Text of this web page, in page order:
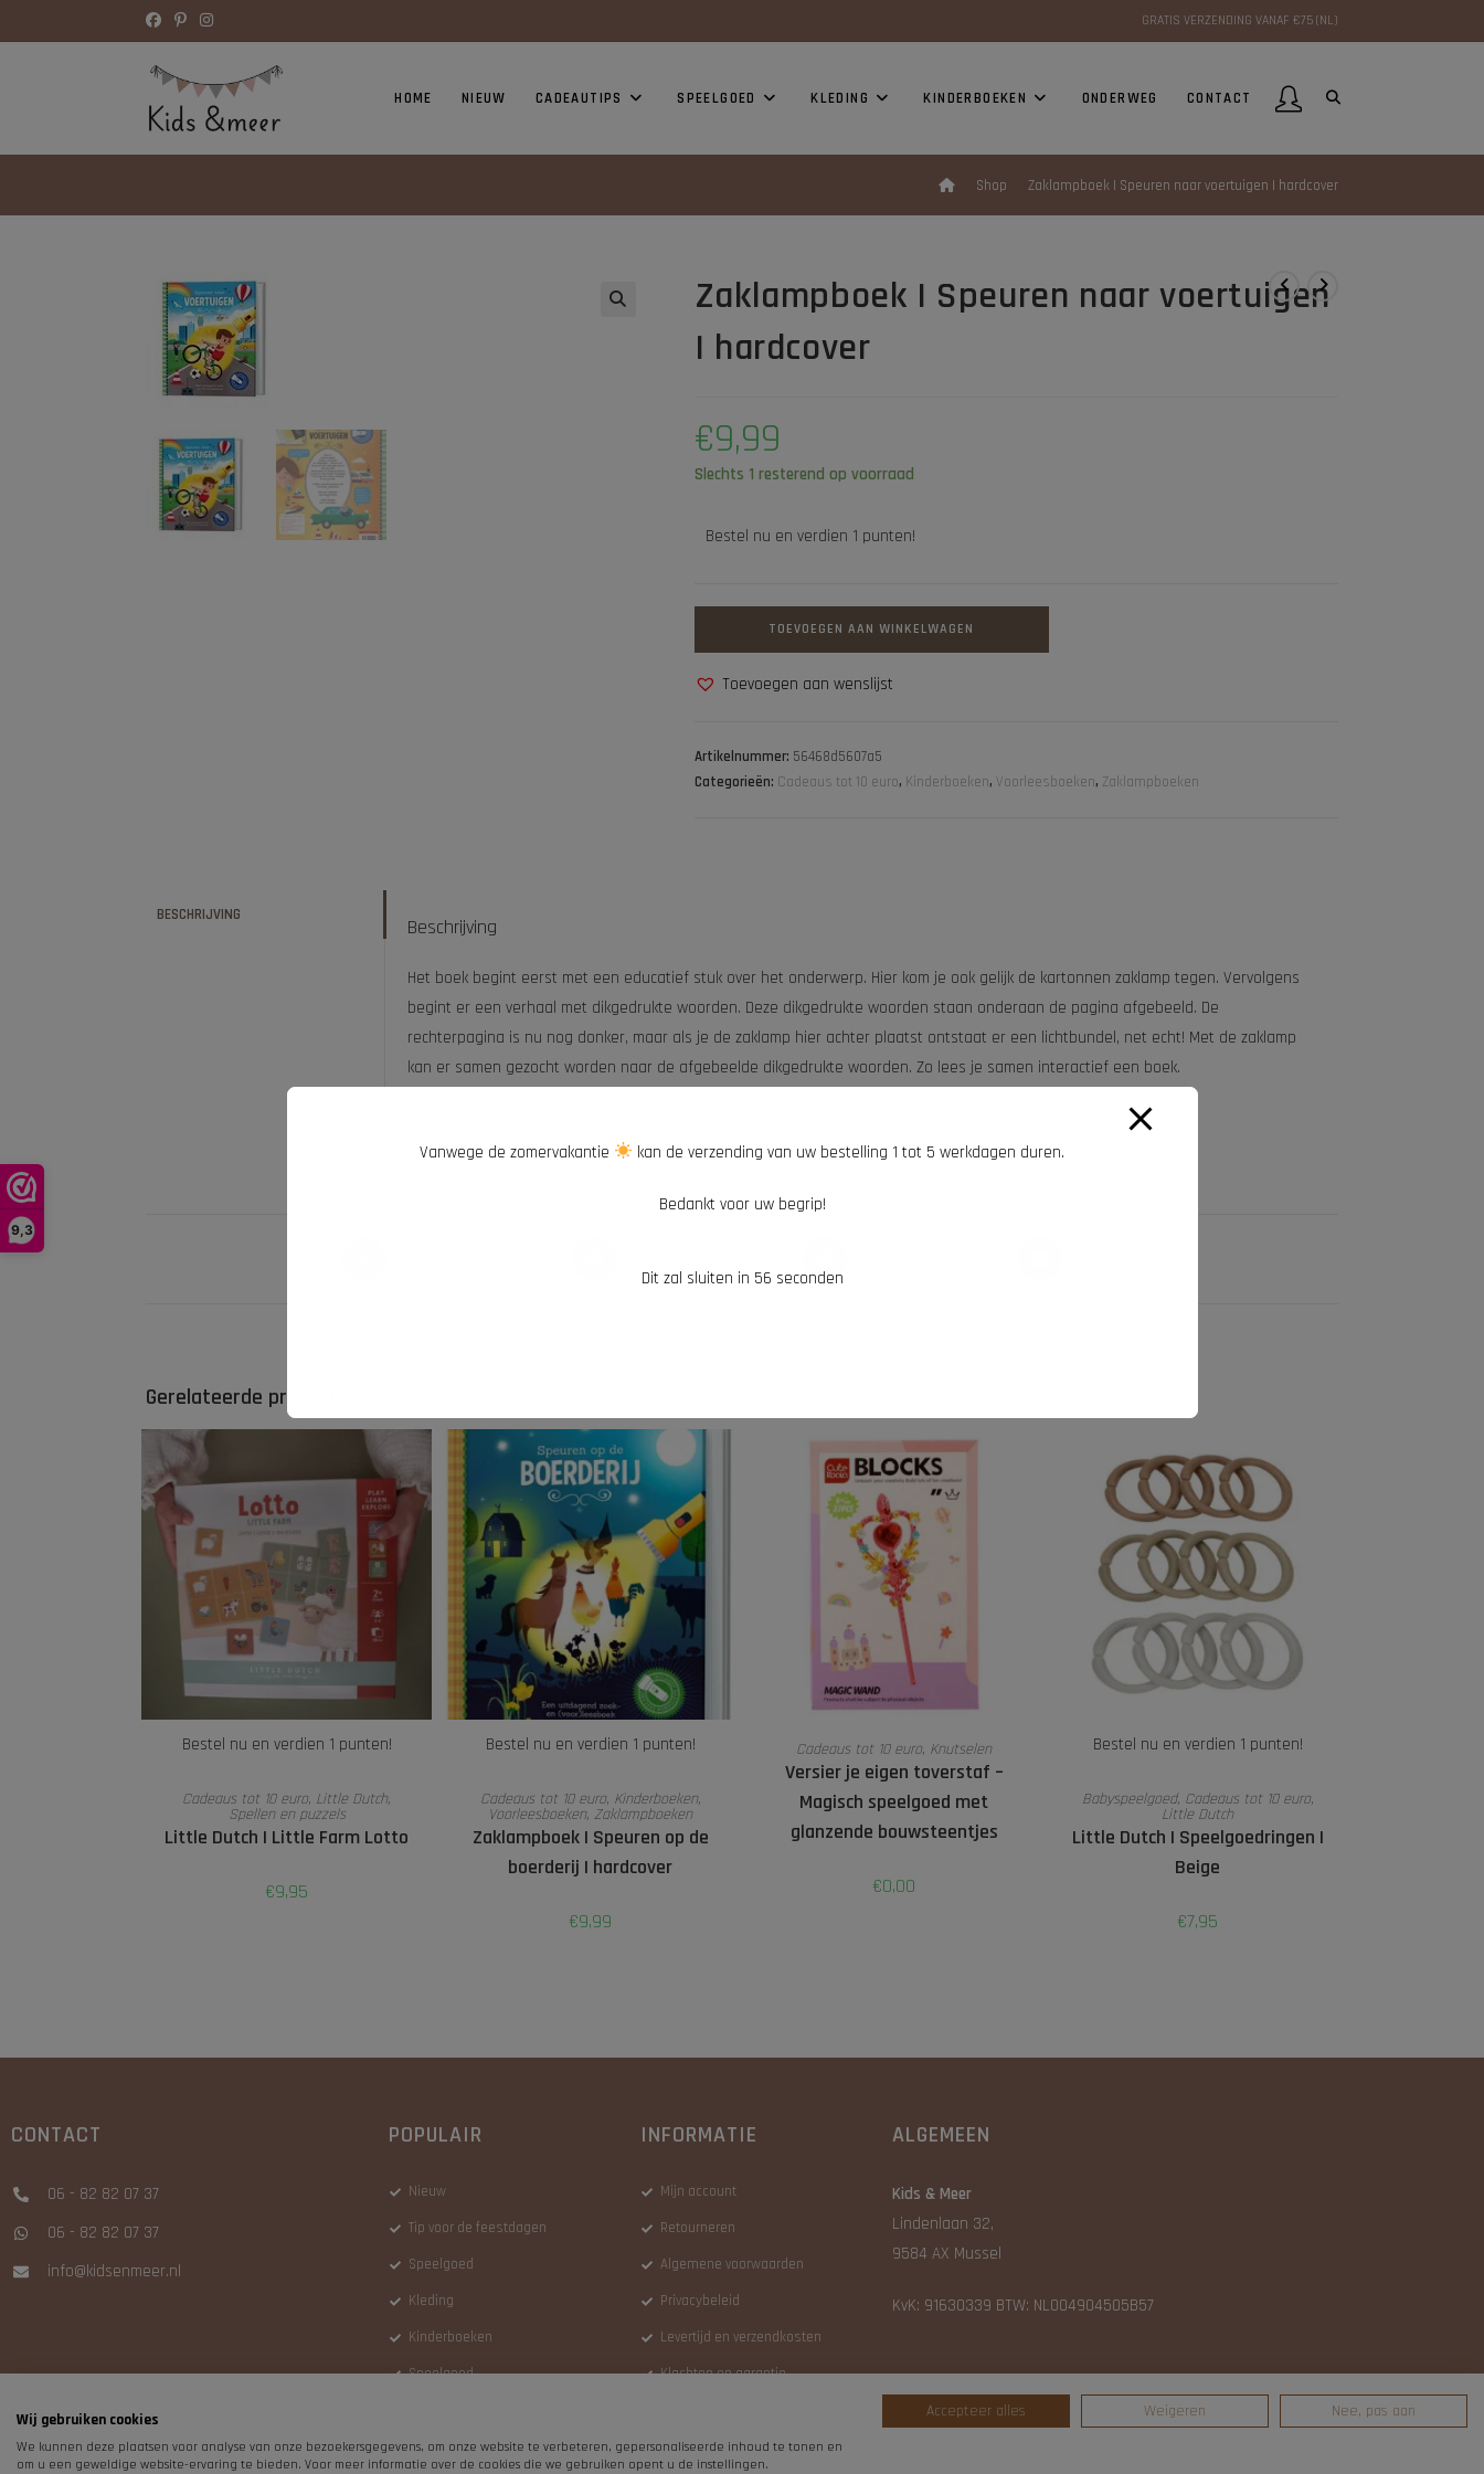
9,3
GRATIS VERZENDING VANAF €75 (NL)
HOME NIEUW CADEAUTIPS SPEELGOED KLEDING KINDERBOEKEN ONDERWEG CONTACT
Shop Zaklampboek I Speuren naar voertuigen I hardcover
Zaklampboek I Speuren naar voertuigen
I hardcover
€9,99
Slechts 1 resterend op voorraad
Bestel nu en verdien 1 punten!
TOEVOEGEN AAN WINKELWAGEN
Toevoegen aan wenslijst
Artikelnummer: 56468d5607a5
Categorieën: Cadeaus tot 10 euro, Kinderboeken, Voorleesboeken, Zaklampboeken
BESCHRIJVING Beschrijving
Het boek begint eerst met een educatief stuk over het onderwerp. Hier kom je ook gelijk de kartonnen zaklamp tegen. Vervolgens
begint er een verhaal met dikgedrukte woorden. Deze dikgedrukte woorden staan onderaan de pagina afgebeeld. De
rechterpagina is nu nog donker, maar als je de zaklamp hier achter plaatst ontstaat er een lichtbundel, net echt! Met de zaklamp
kan er samen gezocht worden naar de afgebeelde dikgedrukte woorden. Zo lees je samen interactief een boek.
Facebook
Gerelateerde producten
Bestel nu en verdien 1 punten!
TOEVOEGEN AAN WINKELWAGEN
Cadeaus tot 10 euro, Little Dutch,
Spellen en puzzels
Little Dutch I Little Farm Lotto
€9,95
Bestel nu en verdien 1 punten!
TOEVOEGEN AAN WINKELWAGEN
Cadeaus tot 10 euro, Kinderboeken,
Voorleesboeken, Zaklampboeken
Zaklampboek I Speuren op de
boerderij I hardcover
€9,99
TOEVOEGEN AAN WINKELWAGEN
Cadeaus tot 10 euro, Knutselen
Versier je eigen toverstaf –
Magisch speelgoed met
glanzende bouwsteentjes
€0,00
Bestel nu en verdien 1 punten!
TOEVOEGEN AAN WINKELWAGEN
Babyspeelgoed, Cadeaus tot 10 euro,
Little Dutch
Little Dutch I Speelgoedringen I
Beige
€7,95
CONTACT
06 - 82 82 07 37
06 - 82 82 07 37
info@kidsenmeer.nl
POPULAIR
Nieuw
Tip voor de feestdagen
Speelgoed
Kleding
Kinderboeken
Speelgoed
INFORMATIE
Mijn account
Retourneren
Algemene voorwaarden
Privacybeleid
Levertijd en verzendkosten
Klachten en garantie
ALGEMEEN
Kids & Meer
Lindenlaan 32,
9584 AX Mussel
KvK: 91630339 BTW: NL004904505B57
Vanwege de zomervakantie kan de verzending van uw bestelling 1 tot 5 werkdagen duren.
Bedankt voor uw begrip!
Dit zal sluiten in 55 seconden
Wij gebruiken cookies
We kunnen deze plaatsen voor analyse van onze bezoekersgegevens, om onze website te verbeteren, gepersonaliseerde inhoud te tonen en
om u een geweldige website-ervaring te bieden. Voor meer informatie over de cookies die we gebruiken opent u de instellingen.
Accepteer alles Weigeren Nee, pas aan